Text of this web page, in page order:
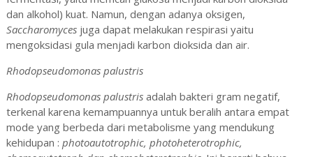
dan alkohol) kuat. Namun, dengan adanya oksigen,
Saccharomycesjuga dapat melakukan respirasi yaitu
mengoksidasi gula menjadi karbon dioksida dan air.
Rhodopseudomonas palustris
Rhodopseudomonas palustrisadalah bakteri gram negatif,
terkenal karena kemampuannya untuk beralih antara empat
mode yang berbeda dari metabolisme yang mendukung
kehidupan : photoautotrophic, photoheterotrophic,